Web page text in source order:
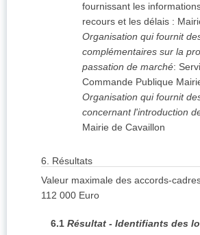
fournissant les
recours et les délais :
Organisation qui fournit
complémentaires sur la
passation de marché:
Commande Publique
Organisation qui fournit
concernant l'introduction
Mairie de Cavaillon
6. Résultats
Valeur maximale des accords-
112 000 Euro
6.1 Résultat - Identifiants des